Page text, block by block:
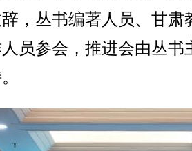
，丛书编著人员、甘肃
员参会，推进会由丛书